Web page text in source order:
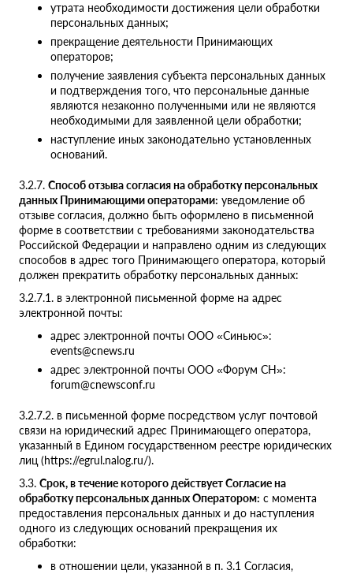
утрата необходимости достижения цели обработки
персональных данных;
прекращение деятельности Принимающих
операторов;
получение заявления субъекта персональных данных
и подтверждения того, что персональные данные
являются незаконно полученными или не являются
необходимыми для заявленной цели обработки;
наступление иных законодательно установленных
оснований.
3.2.7. Способ отзыва согласия на обработку персональных
данных Принимающими операторами: уведомление об
отзыве согласия, должно быть оформлено в письменной
форме в соответствии с требованиями законодательства
Российской Федерации и направлено одним из следующих
способов в адрес того Принимающего оператора, который
должен прекратить обработку персональных данных:
3.2.7.1. в электронной письменной форме на адрес
электронной почты:
адрес электронной почты ООО «Синьюс»:
events@cnews.ru
адрес электронной почты ООО «Форум СН»:
forum@cnewsconf.ru
3.2.7.2. в письменной форме посредством услуг почтовой
связи на юридический адрес Принимающего оператора,
указанный в Едином государственном реестре юридических
лиц (https://egrul.nalog.ru/).
3.3. Срок, в течение которого действует Согласие на
обработку персональных данных Оператором: с момента
предоставления персональных данных и до наступления
одного из следующих оснований прекращения их
обработки:
в отношении цели, указанной в п. 3.1 Согласия,